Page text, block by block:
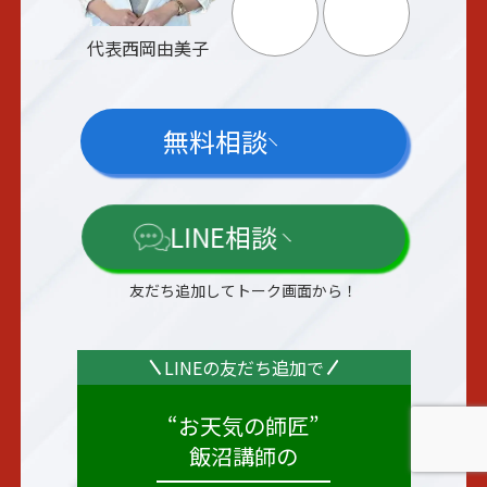
代表西岡由美子
無料相談
LINE相談
友だち追加してトーク画面から！
LINEの友だち追加で
“お天気の師匠”
飯沼講師の